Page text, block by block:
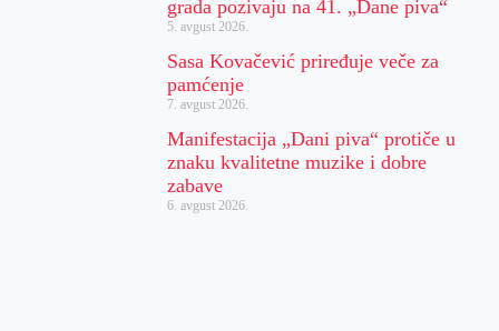
grada pozivaju na 41. „Dane piva“
5. avgust 2026.
Sasa Kovačević priređuje veče za
pamćenje
7. avgust 2026.
Manifestacija „Dani piva“ protiče u
znaku kvalitetne muzike i dobre
zabave
6. avgust 2026.